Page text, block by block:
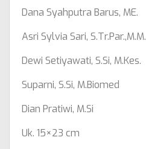
Dana Syahputra Barus, ME.
Asri Sylvia Sari, S.Tr.Par.,M.M.
Dewi Setiyawati, S.Si, M.Kes.
Suparni, S.Si, M.Biomed
Dian Pratiwi, M.Si
Uk. 15×23 cm